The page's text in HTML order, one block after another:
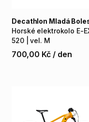
Horské elektrokolo E-
520
vel. M
Decathlon Mladá
700,00 Kč / den